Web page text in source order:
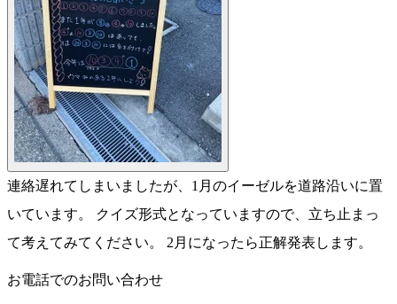
連絡遅れてしまいましたが、1月のイーゼルを道路沿いに置
いています。 クイズ形式となっていますので、立ち止まっ
て考えてみてください。 2月になったら正解発表します。
お電話でのお問い合わせ